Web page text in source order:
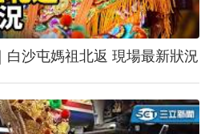
白沙屯媽祖北返 現場最新狀況